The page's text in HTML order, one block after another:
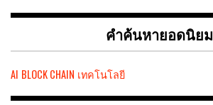
คำค้นหายอดนิยม
AI BLOCK CHAIN เทคโนโลยี